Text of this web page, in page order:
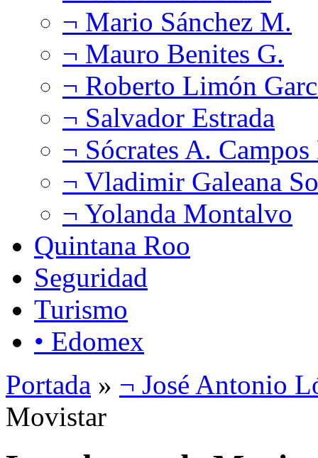
¬ Mario Sánchez M.
¬ Mauro Benites G.
¬ Roberto Limón
¬ Salvador Estrada
¬ Sócrates A.
¬ Vladimir Galeana
¬ Yolanda Montalvo
Quintana Roo
Seguridad
Turismo
• Edomex
Portada » ¬ José Antonio
Movistar